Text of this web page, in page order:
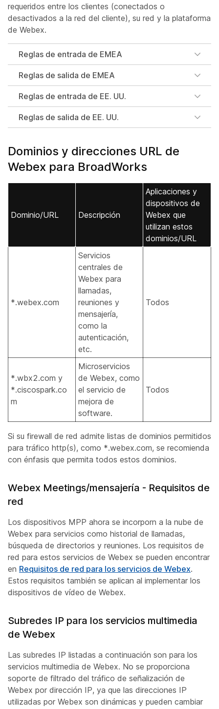
requeridos entre los clientes (conectados o
desactivados a la red del cliente), su red y la plataforma
de Webex.
Reglas de entrada de EMEA
Reglas de salida de EMEA
Reglas de entrada de EE. UU.
Reglas de salida de EE. UU.
Dominios y direcciones URL de
Webex para BroadWorks
Dominio/URL Descripción
Aplicaciones y
dispositivos de
Webex que
utilizan estos
dominios/URL
*.webex.com
Servicios
centrales de
Webex para
llamadas,
reuniones y
mensajería,
como la
autenticación,
etc.
Todos
*.wbx2.com y
*.ciscospark.co
m
Microservicios
de Webex, como
el servicio de
mejora de
software.
Todos
Si su firewall de red admite listas de dominios permitidos
para tráfico http(s), como *.webex.com, se recomienda
con énfasis que permita todos estos dominios.
Webex Meetings/mensajería - Requisitos de
red
Los dispositivos MPP ahora se incorporn a la nube de
Webex para servicios como historial de llamadas,
búsqueda de directorios y reuniones. Los requisitos de
red para estos servicios de Webex se pueden encontrar
en Requisitos de red para los servicios de Webex.
Estos requisitos también se aplican al implementar los
dispositivos de vídeo de Webex.
Subredes IP para los servicios multimedia
de Webex
Las subredes IP listadas a continuación son para los
servicios multimedia de Webex. No se proporciona
soporte de filtrado del tráfico de señalización de
Webex por dirección IP, ya que las direcciones IP
utilizadas por Webex son dinámicas y pueden cambiar